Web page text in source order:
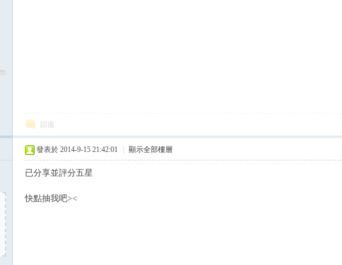
回復
發表於 2014-9-15 21:42:01 顯示全部樓層
已分享並評分五星
快點抽我吧><